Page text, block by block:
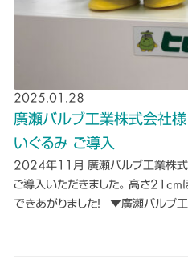
2025.01.28
廣瀬バルブ工業株式会社様
いぐるみ ご導入
2024年11月 廣瀬バルブ工業株式
ご導入いただきました。 高さ21cm
できあがりました！ ▼廣瀬バル